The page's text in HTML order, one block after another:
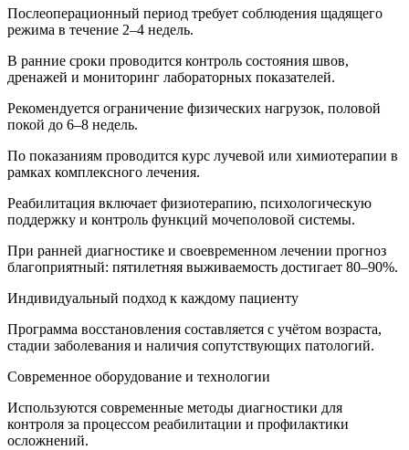
Послеоперационный период требует соблюдения щадящего
режима в течение 2–4 недель.
В ранние сроки проводится контроль состояния швов,
дренажей и мониторинг лабораторных показателей.
Рекомендуется ограничение физических нагрузок, половой
покой до 6–8 недель.
По показаниям проводится курс лучевой или химиотерапии в
рамках комплексного лечения.
Реабилитация включает физиотерапию, психологическую
поддержку и контроль функций мочеполовой системы.
При ранней диагностике и своевременном лечении прогноз
благоприятный: пятилетняя выживаемость достигает 80–90%.
Индивидуальный подход к каждому пациенту
Программа восстановления составляется с учётом возраста,
стадии заболевания и наличия сопутствующих патологий.
Современное оборудование и технологии
Используются современные методы диагностики для
контроля за процессом реабилитации и профилактики
осложнений.